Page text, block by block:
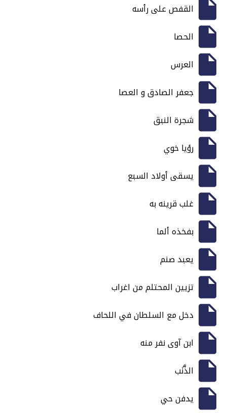
القفص على رأسه
الحصا
العرس
جعفر الصادق و العصا
شجرة النبق
رؤيا خوي
يسقى أولاد السبع
غلب قرينه به
بفخذه ألما
يعبد صنم
تزيين المحتلم من اغراب
دخل مع السلطان في اللحاف
ابن آوى نفر منه
الذَّنَب
يدفن حي